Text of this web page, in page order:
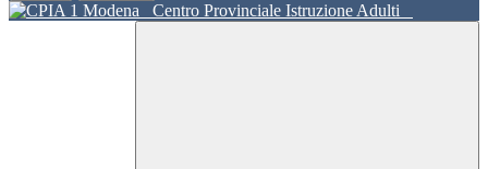
Centro Provinciale Istruzione Adulti